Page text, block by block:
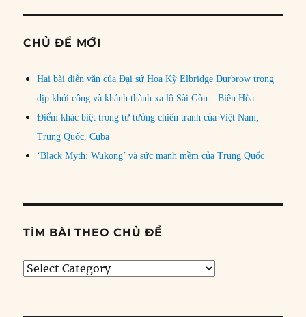
CHỦ ĐỀ MỚI
Hai bài diễn văn của Đại sứ Hoa Kỳ Elbridge Durbrow trong
dịp khởi công và khánh thành xa lộ Sài Gòn – Biên Hòa
Điểm khác biệt trong tư tưởng chiến tranh của Việt Nam,
Trung Quốc, Cuba
‘Black Myth: Wukong’ và sức mạnh mềm của Trung Quốc
TÌM BÀI THEO CHỦ ĐỀ
Tìm